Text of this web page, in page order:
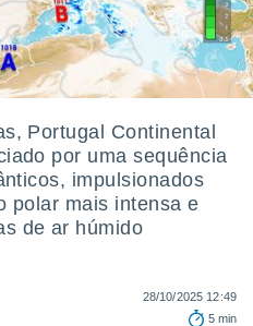
Portugal Continental
por uma sequência
impulsionados
polar mais intensa e
de ar húmido
28/10/2025 12:49
5 min